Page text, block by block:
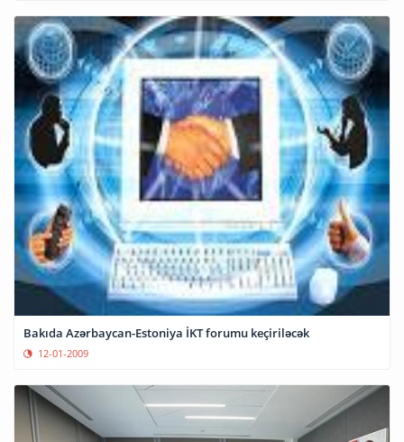
Bakıda Azərbaycan-Estoniya İKT forumu keçiriləcək
12-01-2009